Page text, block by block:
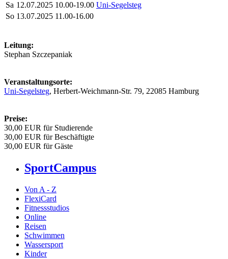
Sa 12.07.2025 10.00-19.00 Uni-Segelsteg
So 13.07.2025 11.00-16.00
Leitung:
Stephan Szczepaniak
Veranstaltungsorte:
Uni-Segelsteg, Herbert-Weichmann-Str. 79, 22085 Hamburg
Preise:
30,00 EUR für Studierende
30,00 EUR für Beschäftigte
30,00 EUR für Gäste
SportCampus
Von A - Z
FlexiCard
Fitnessstudios
Online
Reisen
Schwimmen
Wassersport
Kinder